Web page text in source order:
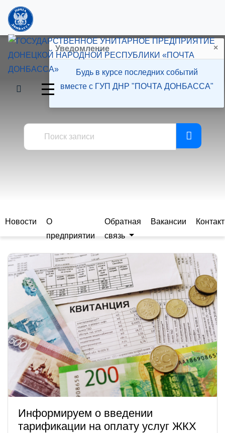
Пресс-центр
Новости
О
предприятии
Обратная
связь
Вакансии
Информируем о введении
тарификации на оплату услуг ЖКХ
Уведомление ×
Будь в курсе последних событий
вместе с ГУП ДНР "ПОЧТА ДОНБАССА"